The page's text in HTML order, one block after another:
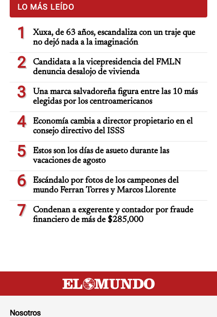
LO MÁS LEÍDO
1
Xuxa, de 63 años, escandaliza con un traje que
no dejó nada a la imaginación
2
Candidata a la vicepresidencia del FMLN
denuncia desalojo de vivienda
3
Una marca salvadoreña figura entre las 10 más
elegidas por los centroamericanos
4
Economía cambia a director propietario en el
consejo directivo del ISSS
5
Estos son los días de asueto durante las
vacaciones de agosto
6
Escándalo por fotos de los campeones del
mundo Ferran Torres y Marcos Llorente
7
Condenan a exgerente y contador por fraude
financiero de más de $285,000
Nosotros